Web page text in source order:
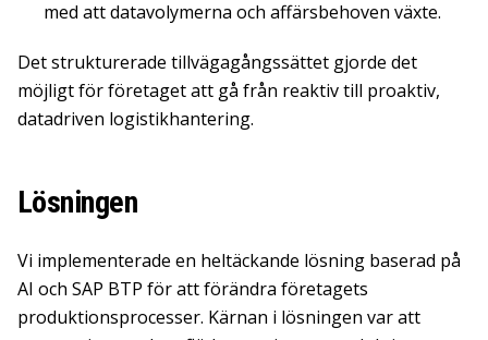
med att datavolymerna och affärsbehoven växte.
Det strukturerade tillvägagångssättet gjorde det
möjligt för företaget att gå från reaktiv till proaktiv,
datadriven logistikhantering.
Lösningen
Vi implementerade en heltäckande lösning baserad på
AI och SAP BTP för att förändra företagets
produktionsprocesser. Kärnan i lösningen var att